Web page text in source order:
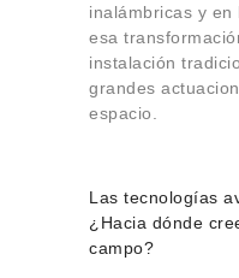
inalámbricas y
esa
instalación
grandes
espacio.
Las tecnologías
¿Hacia dónde
campo?